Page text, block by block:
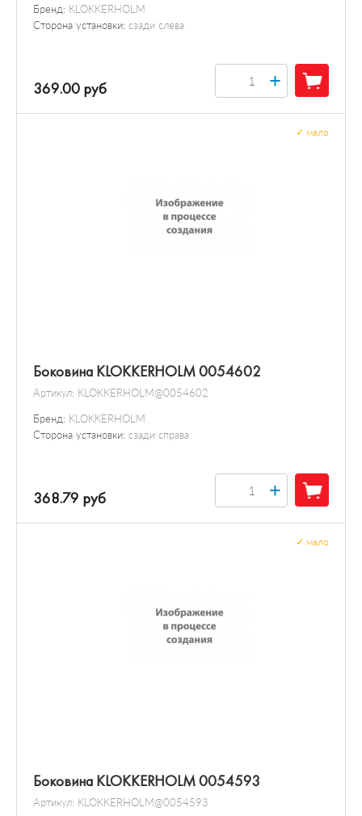
Бренд: KLOKKERHOLM
Сторона установки: сзади слева
369.00 руб +
Боковина KLOKKERHOLM 0054602
Артикул: KLOKKERHOLM@0054602
Бренд: KLOKKERHOLM
Сторона установки: сзади справа
мало
368.79 руб +
Боковина KLOKKERHOLM 0054593
Артикул: KLOKKERHOLM@0054593
мало